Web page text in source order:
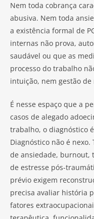
Nem toda cobrança
abusiva. Nem toda
a existência formal de
internas não prova,
saudável ou que as
processo do trabalho
intuição, nem gestão
É nesse espaço que a
casos de alegado
trabalho, o diagnóstico
Diagnóstico não é
de ansiedade, burnout,
de estresse pós-
prévio exigem
precisa avaliar história
fatores